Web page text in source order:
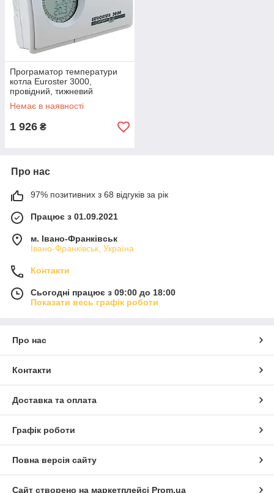
Програматор температури
котла Euroster 3000,
провідний, тижневий
Немає в наявності
1 926 ₴
Про нас
97% позитивних з 68 відгуків за рік
Працює з 01.09.2021
м. Івано-Франківськ
Івано-Франківськ, Україна
Контакти
Сьогодні працює з 09:00 до 18:00
Показати весь графік роботи
Про нас
Контакти
Доставка та оплата
Графік роботи
Повна версія сайту
Сайт створено на маркетплейсі Prom.ua